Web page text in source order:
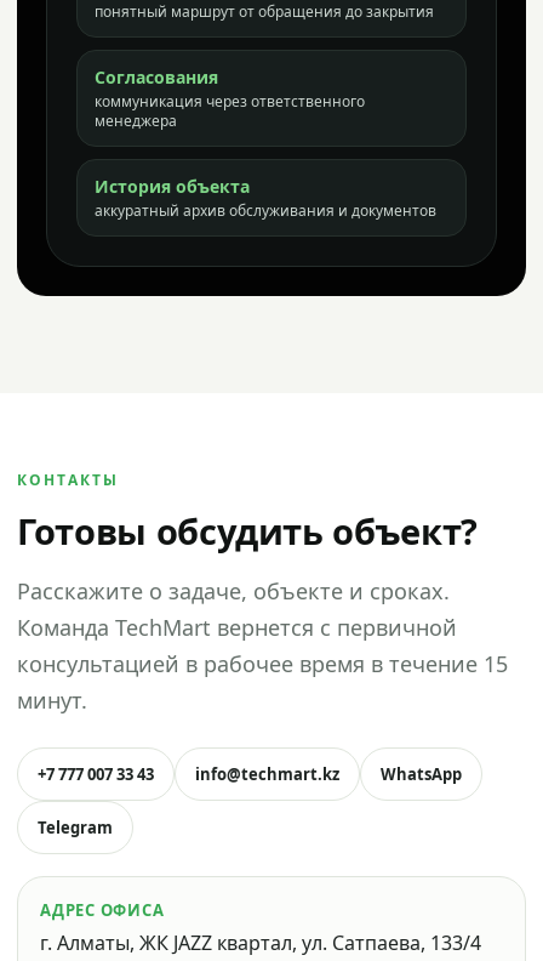
понятный маршрут от обращения до закрытия
Согласования
коммуникация через ответственного
менеджера
История объекта
аккуратный архив обслуживания и документов
КОНТАКТЫ
Готовы обсудить объект?
Расскажите о задаче, объекте и сроках.
Команда TechMart вернется с первичной
консультацией в рабочее время в течение 15
минут.
+7 777 007 33 43 info@techmart.kz WhatsApp
Telegram
АДРЕС ОФИСА
г. Алматы, ЖК JAZZ квартал, ул. Сатпаева, 133/4